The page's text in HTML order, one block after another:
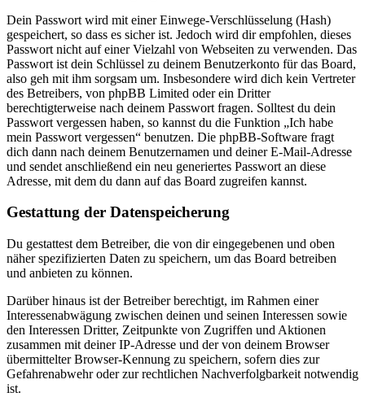
Dein Passwort wird mit einer Einwege-Verschlüsselung (Hash)
gespeichert, so dass es sicher ist. Jedoch wird dir empfohlen, dieses
Passwort nicht auf einer Vielzahl von Webseiten zu verwenden. Das
Passwort ist dein Schlüssel zu deinem Benutzerkonto für das Board,
also geh mit ihm sorgsam um. Insbesondere wird dich kein Vertreter
des Betreibers, von phpBB Limited oder ein Dritter
berechtigterweise nach deinem Passwort fragen. Solltest du dein
Passwort vergessen haben, so kannst du die Funktion „Ich habe
mein Passwort vergessen“ benutzen. Die phpBB-Software fragt
dich dann nach deinem Benutzernamen und deiner E-Mail-Adresse
und sendet anschließend ein neu generiertes Passwort an diese
Adresse, mit dem du dann auf das Board zugreifen kannst.
Gestattung der Datenspeicherung
Du gestattest dem Betreiber, die von dir eingegebenen und oben
näher spezifizierten Daten zu speichern, um das Board betreiben
und anbieten zu können.
Darüber hinaus ist der Betreiber berechtigt, im Rahmen einer
Interessenabwägung zwischen deinen und seinen Interessen sowie
den Interessen Dritter, Zeitpunkte von Zugriffen und Aktionen
zusammen mit deiner IP-Adresse und der von deinem Browser
übermittelter Browser-Kennung zu speichern, sofern dies zur
Gefahrenabwehr oder zur rechtlichen Nachverfolgbarkeit notwendig
ist.